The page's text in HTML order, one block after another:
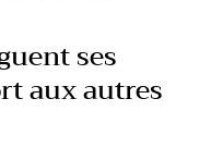
ses
aux autres